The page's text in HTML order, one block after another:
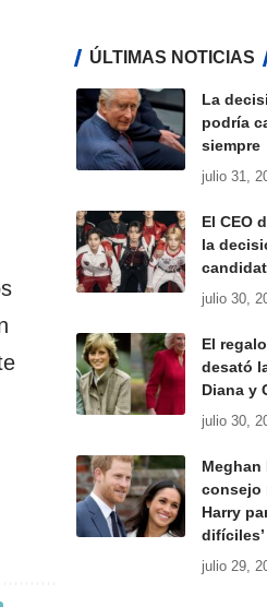
ÚLTIMAS NOTICIAS
La
podría
siempre
julio 31,
El CEO
la
julio 30,
El
desató
Diana y
julio 30,
Meghan
consejo
Harry
difíciles’
julio 29,